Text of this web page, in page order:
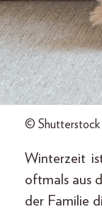
© Shutterstock
Winterzeit
oftmals aus
der Familie